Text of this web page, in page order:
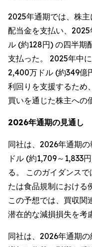
2025年通期では、株
配当金を支払い、
ル (約128円) の四半期
支払った。 2025年中
2,400万ドル (約349億
利回りを支援するため
買いを通じた株主への
2026年通期の見通し
同社は、2026年通期
ドル (約1,709～1,833
る。 このガイダンス
たは食品規制における
この予想では、買収関
潜在的な減損損失を考
同社は、2026年通期